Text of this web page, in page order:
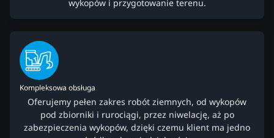
wykopów i przygotowanie terenu.
Kompleksowa obsługa
Oferujemy pełen zakres robót ziemnych, od wykopów
pod zbiorniki i rurociągi, przez niwelację, aż po
zabezpieczenia wykopów, dzięki czemu klient ma jedno